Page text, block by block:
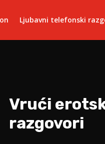
Ljubavni telefonski
Vrući
razgovori